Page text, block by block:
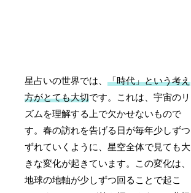
星占いの世界では、「時代」という考え
方がとても大切です。これは、宇宙のリ
ズムを理解する上で欠かせないもので
す。春の訪れを告げる日が毎年少しずつ
ずれていくように、星空全体で見ても大
きな変化が起きています。この変化は、
地球の地軸が少しずつ回ることで起こ